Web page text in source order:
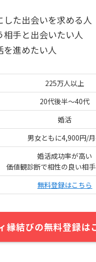
した出会いを求める人
相手と出会いたい人
を進めたい人
225万人以上
20代後半〜40代
婚活
男女ともに4,900円/
婚活成功率が高い
価値観診断で相性の良い相
無料登録はこちら
縁結びの無料登録は